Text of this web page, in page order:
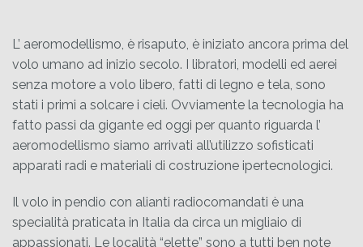
L’ aeromodellismo, è risaputo, è iniziato ancora prima del
volo umano ad inizio secolo. I libratori, modelli ed aerei
senza motore a volo libero, fatti di legno e tela, sono
stati i primi a solcare i cieli. Ovviamente la tecnologia ha
fatto passi da gigante ed oggi per quanto riguarda l’
aeromodellismo siamo arrivati all’utilizzo sofisticati
apparati radi e materiali di costruzione ipertecnologici.
Il volo in pendio con alianti radiocomandati è una
specialità praticata in Italia da circa un migliaio di
appassionati. Le località “elette” sono a tutti ben note